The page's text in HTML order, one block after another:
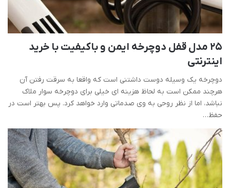
25 مدل قفل دوچرخه ایمن و باکیفیت با خرید
اینترنتی
دوچرخه یک وسیله دوست داشتنی است که واقعا به سرقت رفتن آن
هرچند ممکن است به لحاظ هزینه ای خیلی برای دوچرخه سوار ملاک
نباشد، اما از نظر روحی به وی صدماتی وارد خواهد کرد. پس بهتر است در
حفظ…